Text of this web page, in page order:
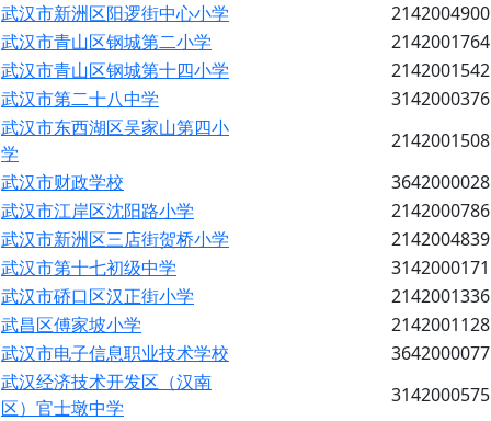
武汉市新洲区阳逻街中心小学
2142004900
武汉市青山区钢城第二小学
2142001764
武汉市青山区钢城第十四小学
2142001542
武汉市第二十八中学
3142000376
武汉市东西湖区吴家山第四小
学
2142001508
武汉市财政学校
3642000028
武汉市江岸区沈阳路小学
2142000786
武汉市新洲区三店街贺桥小学
2142004839
武汉市第十七初级中学
3142000171
武汉市硚口区汉正街小学
2142001336
武昌区傅家坡小学
2142001128
武汉市电子信息职业技术学校
3642000077
武汉经济技术开发区（汉南
区）官士墩中学
3142000575